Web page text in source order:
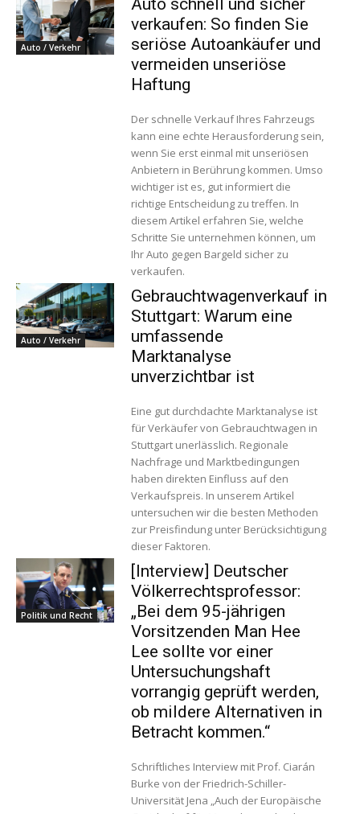
Auto / Verkehr
Auto schnell und sicher
verkaufen: So finden Sie
seriöse Autoankäufer und
vermeiden unseriöse
Haftung
Der schnelle Verkauf Ihres Fahrzeugs
kann eine echte Herausforderung sein,
wenn Sie erst einmal mit unseriösen
Anbietern in Berührung kommen. Umso
wichtiger ist es, gut informiert die
richtige Entscheidung zu treffen. In
diesem Artikel erfahren Sie, welche
Schritte Sie unternehmen können, um
Ihr Auto gegen Bargeld sicher zu
verkaufen.
Auto / Verkehr
Gebrauchtwagenverkauf in
Stuttgart: Warum eine
umfassende
Marktanalyse
unverzichtbar ist
Eine gut durchdachte Marktanalyse ist
für Verkäufer von Gebrauchtwagen in
Stuttgart unerlässlich. Regionale
Nachfrage und Marktbedingungen
haben direkten Einfluss auf den
Verkaufspreis. In unserem Artikel
untersuchen wir die besten Methoden
zur Preisfindung unter Berücksichtigung
dieser Faktoren.
Politik und Recht
[Interview] Deutscher
Völkerrechtsprofessor:
„Bei dem 95-jährigen
Vorsitzenden Man Hee
Lee sollte vor einer
Untersuchungshaft
vorrangig geprüft werden,
ob mildere Alternativen in
Betracht kommen.“
Schriftliches Interview mit Prof. Ciarán
Burke von der Friedrich-Schiller-
Universität Jena „Auch der Europäische